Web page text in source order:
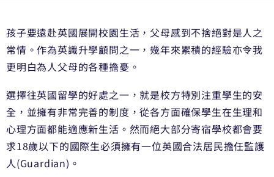
孩子要遠赴英國展開校園生活，父母感到不捨絕對是人之
常情。作為英識升學顧問之一，幾年來累積的經驗亦令我
更明白為人父母的各種擔憂。
選擇往英國留學的好處之一，就是校方特別注重學生的安
全，並擁有非常完善的制度，從各方面確保學生在生理和
心理方面都能適應新生活。然而絕大部分寄宿學校都會要
求18歲以下的國際生必須擁有一位英國合法居民擔任監護
人(Guardian)。